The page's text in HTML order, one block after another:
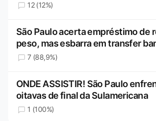
12 (12%)
São Paulo acerta empréstimo de
peso, mas esbarra em transfer
7 (88,9%)
ONDE ASSISTIR! São Paulo
oitavas de final da Sulamericana
1 (100%)